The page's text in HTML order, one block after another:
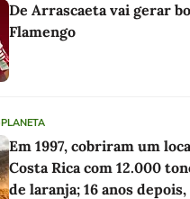
De Arrascaeta vai gerar
Flamengo
PLANETA
Em 1997, cobriram um
Costa Rica com 12.000
de laranja; 16 anos